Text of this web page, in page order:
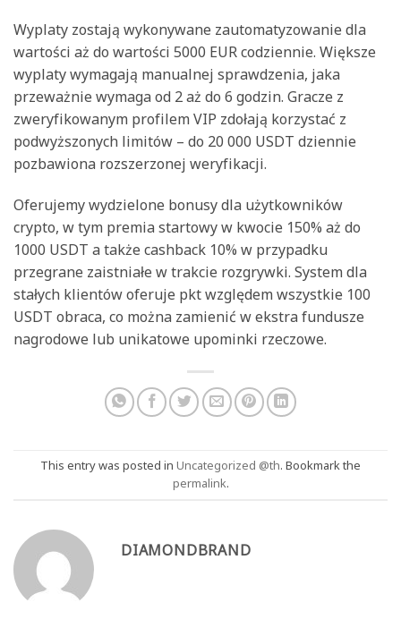
Wyplaty zostają wykonywane zautomatyzowanie dla
wartości aż do wartości 5000 EUR codziennie. Większe
wyplaty wymagają manualnej sprawdzenia, jaka
przeważnie wymaga od 2 aż do 6 godzin. Gracze z
zweryfikowanym profilem VIP zdołają korzystać z
podwyższonych limitów – do 20 000 USDT dziennie
pozbawiona rozszerzonej weryfikacji.
Oferujemy wydzielone bonusy dla użytkowników
crypto, w tym premia startowy w kwocie 150% aż do
1000 USDT a także cashback 10% w przypadku
przegrane zaistniałe w trakcie rozgrywki. System dla
stałych klientów oferuje pkt względem wszystkie 100
USDT obraca, co można zamienić w ekstra fundusze
nagrodowe lub unikatowe upominki rzeczowe.
This entry was posted in Uncategorized @th. Bookmark the
permalink.
DIAMONDBRAND